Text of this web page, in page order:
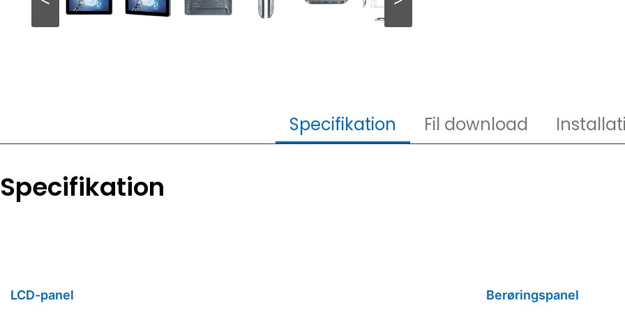
Specifikation Fil download
Specifikation
LCD-panel Berøringspanel